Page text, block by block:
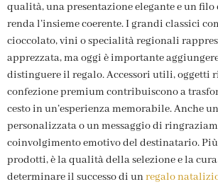
qualità, una presentazione elegante e un filo
renda l’insieme coerente. I grandi classici
cioccolato, vini o specialità regionali
apprezzata, ma oggi è importante
distinguere il regalo. Accessori utili,
confezione premium contribuiscono a
cesto in un’esperienza memorabile. Anche
personalizzata o un messaggio di
coinvolgimento emotivo del destinatario.
prodotti, è la qualità della selezione e la
determinare il successo di unregalo